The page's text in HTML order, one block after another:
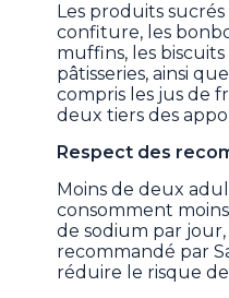
Les produits
confiture, les
muffins, les
pâtisseries, ainsi
compris les jus de
deux tiers des
Respect des
Moins de deux
consomment
de sodium par jour,
recommandé par
réduire le risque